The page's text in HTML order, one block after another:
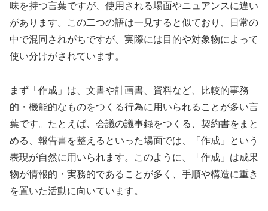
味を持つ言葉ですが、使用される場面やニュアンスに違い
があります。この二つの語は一見すると似ており、日常の
中で混同されがちですが、実際には目的や対象物によって
使い分けがされています。
まず「作成」は、文書や計画書、資料など、比較的事務
的・機能的なものをつくる行為に用いられることが多い言
葉です。たとえば、会議の議事録をつくる、契約書をまと
める、報告書を整えるといった場面では、「作成」という
表現が自然に用いられます。このように、「作成」は成果
物が情報的・実務的であることが多く、手順や構造に重き
を置いた活動に向いています。